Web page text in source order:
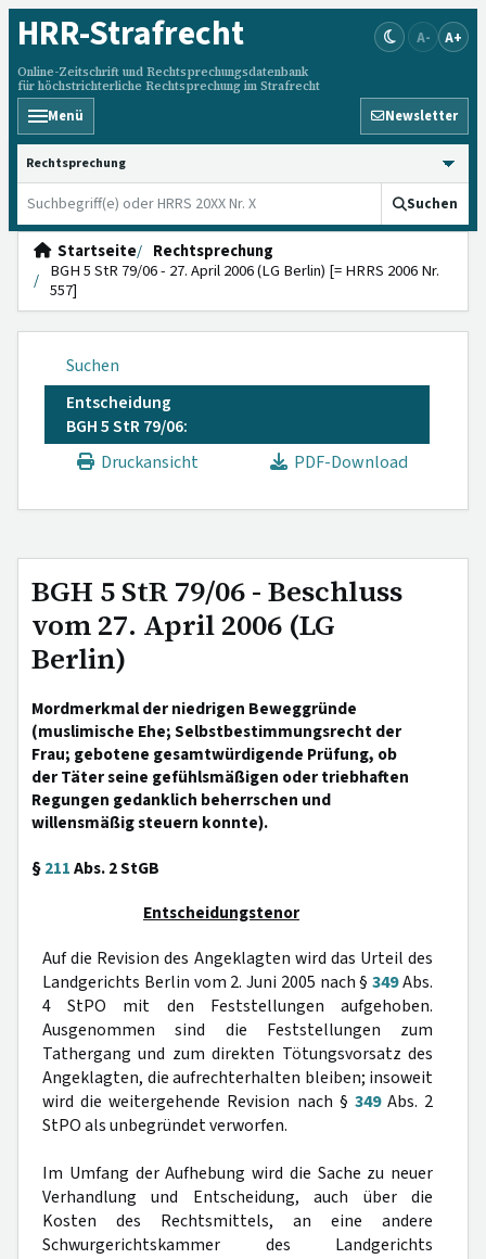
HRR-Strafrecht
Online-Zeitschrift und Rechtsprechungsdatenbank
für höchstrichterliche Rechtsprechung im Strafrecht
A- A+
Menü Newsletter
HRRS durchsuchen
Suchen
Startseite
Rechtsprechung
BGH 5 StR 79/06 - 27. April 2006 (LG Berlin) [= HRRS 2006 Nr.
557]
Suchen
Entscheidung
BGH 5 StR 79/06:
Druckansicht
PDF-Download
BGH 5 StR 79/06 - Beschluss
vom 27. April 2006 (LG
Berlin)
Mordmerkmal der niedrigen Beweggründe
(muslimische Ehe; Selbstbestimmungsrecht der
Frau; gebotene gesamtwürdigende Prüfung, ob
der Täter seine gefühlsmäßigen oder triebhaften
Regungen gedanklich beherrschen und
willensmäßig steuern konnte).
§211Abs. 2 StGB
Entscheidungstenor
Auf die Revision des Angeklagten wird das Urteil des
Landgerichts Berlin vom 2. Juni 2005 nach §349Abs.
4 StPO mit den Feststellungen aufgehoben.
Ausgenommen sind die Feststellungen zum
Tathergang und zum direkten Tötungsvorsatz des
Angeklagten, die aufrechterhalten bleiben; insoweit
wird die weitergehende Revision nach § 349Abs. 2
StPO als unbegründet verworfen.
Im Umfang der Aufhebung wird die Sache zu neuer
Verhandlung und Entscheidung, auch über die
Kosten des Rechtsmittels, an eine andere
Schwurgerichtskammer des Landgerichts